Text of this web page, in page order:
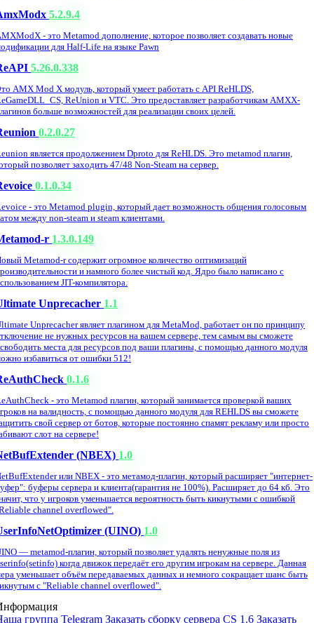
5.2.9.4
- это Metamod дополнение, которое позволяет создавать новые
для Half-Life на языке Pawn
5.26.0.338
AMX Mod X модуль, который умеет работать с API ReHLDS,
ReUnion и VTC. Это предоставляет разработчикам AMXX-
больше возможностей для реализации своих целей.
0.2.0.27
является продолжением Dproto для ReHLDS. Это metamod плагин,
позволяет заходить 47/48 Non-Steam на сервер.
0.1.0.34
- это Metamod plugin, который дает возможность общения голосовым
между non-steam и steam клиентами.
r 1.3.0.149
Metamod-r содержит огромное количество оптимизаций
и намного более чистый код. Ядро было написано с
JIT-компилятора.
Unprecacher 1.1
Unprecacher являет плагином для MetaMod, работает он по принципу
не нужных ресурсов на вашем сервере, тем самым вы сможете
места для ресурсов под ваши плагины, с помощью данного модуля
избавиться от ошибки 512!
0.1.6
- это Metamod плагин, который занимается проверкой ваших
на валидность, с помощью данного модуля для REHLDS вы сможете
свой сервер от ботов, которые постоянно спамят рекламу или просто
слот на сервере!
(NBEX) 1.0
или NBEX - это метамод-плагин, который расширяет "интернет-
буферы сервера и клиента(гарантия не 100%). Расширяет до 64 кб. Это
что у игроков уменьшается вероятность быть кикнутыми с ошибкой
channel overflowed".
(UINO) 1.0
— metamod-плагин, который позволяет удалять ненужные поля из
когда движок передаёт его другим игрокам на сервере. Данная
уменьшает объём передаваемых данных и немного сокращает шанс быть
с "Reliable channel overflowed".
группа Telegram Заказать сборку сервера CS 1.6 Заказать